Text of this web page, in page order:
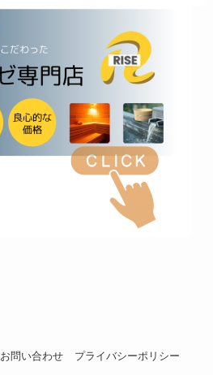
お問い合わせ プライバシーポリシー